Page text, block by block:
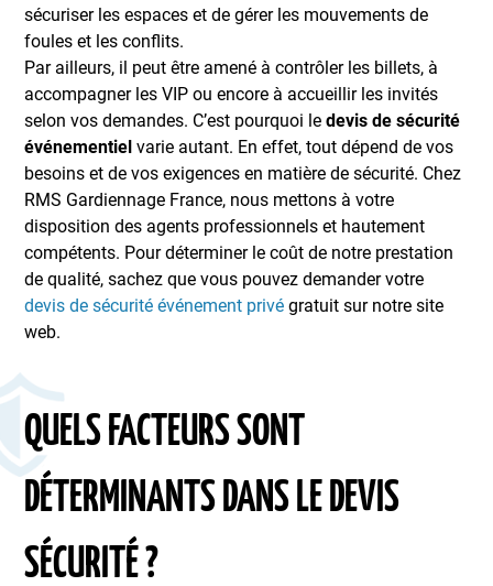
sécuriser les espaces et de gérer les mouvements de
foules et les conflits.
Par ailleurs, il peut être amené à contrôler les billets, à
accompagner les VIP ou encore à accueillir les invités
selon vos demandes. C’est pourquoi ledevis de sécurité
événementiel varie autant. En effet, tout dépend de vos
besoins et de vos exigences en matière de sécurité. Chez
RMS Gardiennage France, nous mettons à votre
disposition des agents professionnels et hautement
compétents. Pour déterminer le coût de notre prestation
de qualité, sachez que vous pouvez demander votre
devis de sécurité événement privé gratuit sur notre site
web.
QUELS FACTEURS SONT
DÉTERMINANTS DANS LE DEVIS
SÉCURITÉ ?